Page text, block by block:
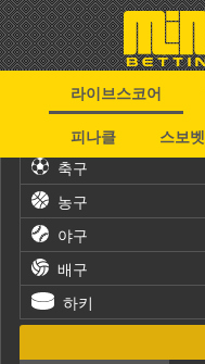
라이브스코어
피나클
스보벳
축구
농구
야구
배구
하키